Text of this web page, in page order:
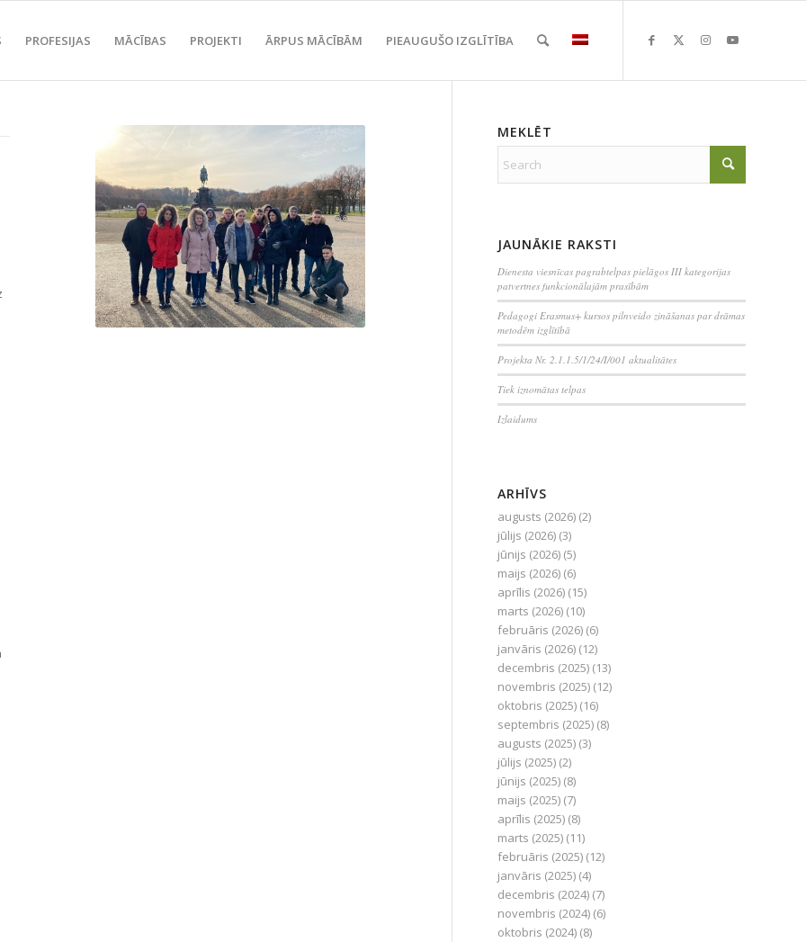
PROFESIJAS MĀCĪBAS PROJEKTI ĀRPUS MĀCĪBĀM PIEAUGUŠO IZGLĪTĪBA
MEKLĒT
JAUNĀKIE RAKSTI
Dienesta viesnīcas pagrabtelpas pielāgos III kategorijas
patvertnes funkcionālajām prasībām
Pedagogi Erasmus+ kursos pilnveido zināšanas par drāmas
metodēm izglītībā
Projekta Nr. 2.1.1.5/1/24/I/001 aktualitātes
Tiek iznomātas telpas
Izlaidums
ARHĪVS
augusts (2026) (2)
jūlijs (2026) (3)
jūnijs (2026) (5)
maijs (2026) (6)
aprīlis (2026) (15)
marts (2026) (10)
februāris (2026) (6)
janvāris (2026) (12)
decembris (2025) (13)
novembris (2025) (12)
oktobris (2025) (16)
septembris (2025) (8)
augusts (2025) (3)
jūlijs (2025) (2)
jūnijs (2025) (8)
maijs (2025) (7)
aprīlis (2025) (8)
marts (2025) (11)
februāris (2025) (12)
janvāris (2025) (4)
decembris (2024) (7)
novembris (2024) (6)
oktobris (2024) (8)